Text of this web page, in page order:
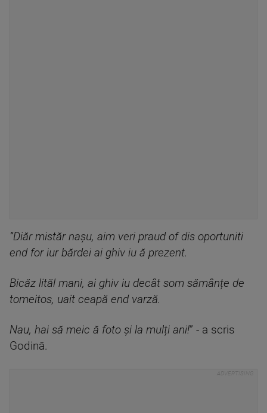
”Diăr mistăr nașu, aim veri praud of dis oportuniti
end for iur bărdei ai ghiv iu ă prezent.
Bicăz lităl mani, ai ghiv iu decât som sămânțe de
tomeitos, uait ceapă end varză.
Nau, hai să meic ă foto și la mulți ani!” - a scris
Godină.